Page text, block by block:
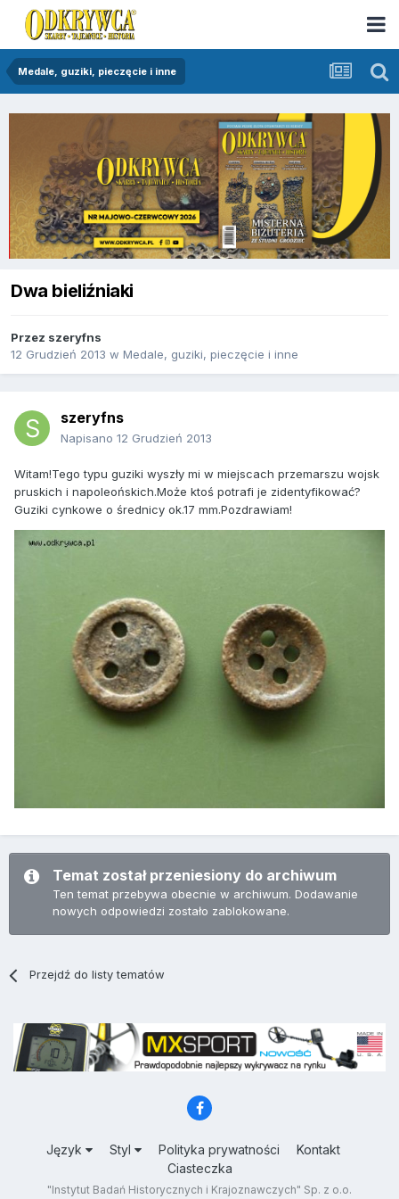
Medale, guziki, pieczęcie i inne
Dwa bieliźniaki
Przez szeryfns
12 Grudzień 2013 w Medale, guziki, pieczęcie i inne
szeryfns
Napisano 12 Grudzień 2013
Witam!Tego typu guziki wyszły mi w miejscach przemarszu wojsk
pruskich i napoleońskich.Może ktoś potrafi je zidentyfikować?
Guziki cynkowe o średnicy ok.17 mm.Pozdrawiam!
Temat został przeniesiony do archiwum
Ten temat przebywa obecnie w archiwum. Dodawanie
nowych odpowiedzi zostało zablokowane.
Przejdź do listy tematów
Język Styl Polityka prywatności
Kontakt
Ciasteczka
"Instytut Badań Historycznych i Krajoznawczych" Sp. z o.o.